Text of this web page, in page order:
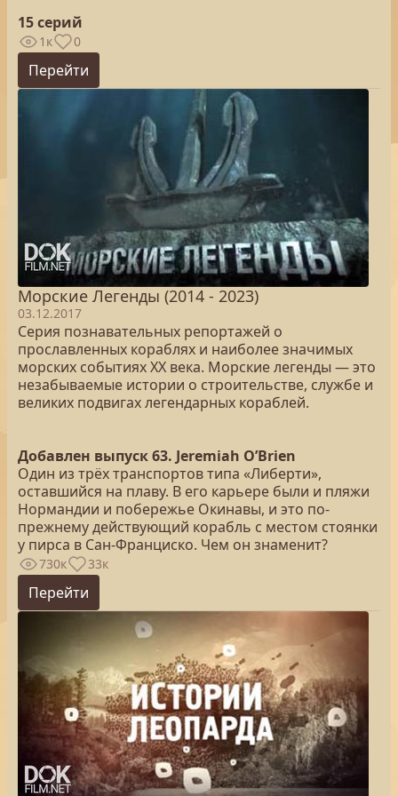
15 серий
1к 0
Перейти
Морские Легенды (2014 - 2023)
03.12.2017
Серия познавательных репортажей о
прославленных кораблях и наиболее значимых
морских событиях XX века. Морские легенды — это
незабываемые истории о строительстве, службе и
великих подвигах легендарных кораблей.
Добавлен выпуск 63. Jeremiah O’Brien
Один из трёх транспортов типа «Либерти»,
оставшийся на плаву. В его карьере были и пляжи
Нормандии и побережье Окинавы, и это по-
прежнему действующий корабль с местом стоянки
у пирса в Сан-Франциско. Чем он знаменит?
730к 33к
Перейти